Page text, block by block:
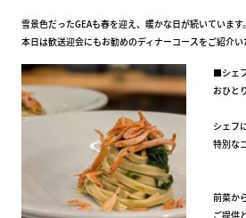
雪景色だったGEAも春を迎え、暖かな日が続いています。
本日は歓送迎会にもお勧めのディナーコースをご紹介い
■シェ
おひと
シェフ
特別な
前菜か
ご提供